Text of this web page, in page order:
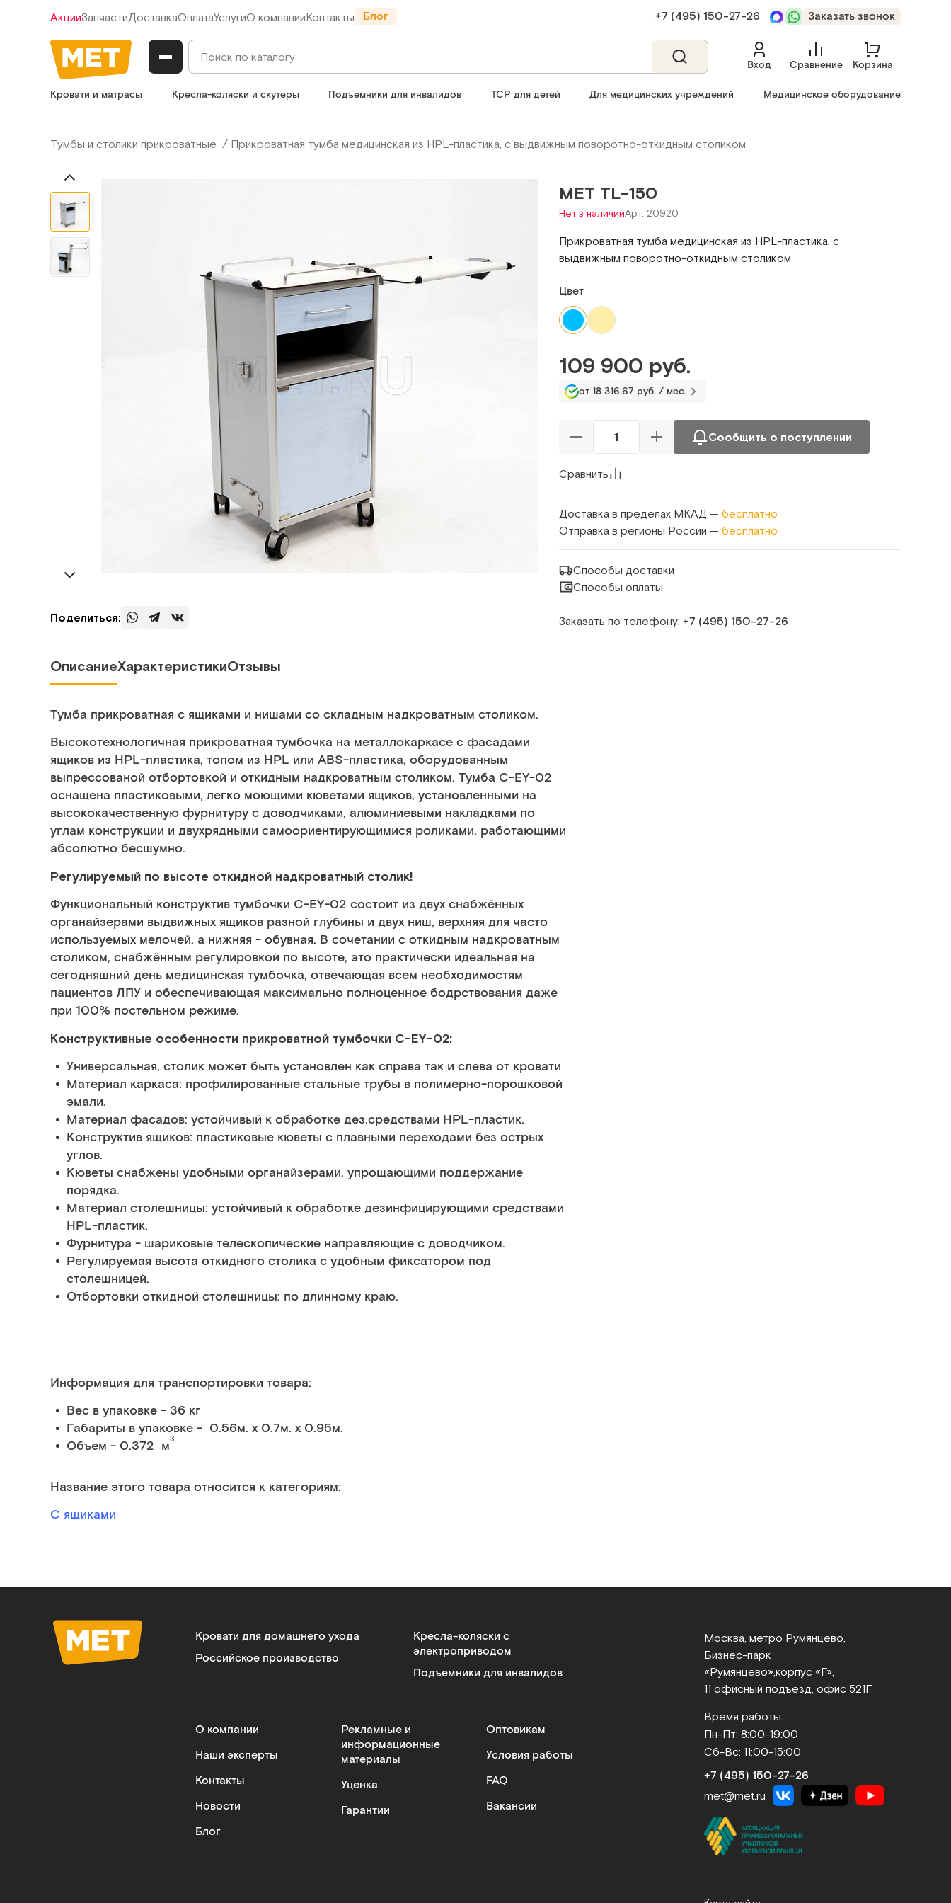
АкцииЗапчастиДоставкаОплатаУслугиО компанииКонтакты Блог +7 (495) 150‑27‑26 Заказать звонок
Вход Сравнение Корзина
Кровати и матрасы Кресла-коляски и скутеры Подъемники для инвалидов ТСР для детей Для медицинских учреждений Медицинское оборудование
Тумбы и столики прикроватные Прикроватная тумба медицинская из HPL-пластика, с выдвижным поворотно-откидным столиком
Поделиться:
МЕТ TL-150
Нет в наличииАрт. 20920
Прикроватная тумба медицинская из HPL-пластика, с
выдвижным поворотно-откидным столиком
Цвет
109 900 руб.
от 18 316.67 руб. / мес.
Сообщить о поступлении
Сравнить
Доставка в пределах МКАД — бесплатно
Отправка в регионы России — бесплатно
Способы доставки
Способы оплаты
Заказать по телефону: +7 (495) 150‑27‑26
ОписаниеХарактеристикиОтзывы
Тумба прикроватная с ящиками и нишами со складным надкроватным столиком.
Высокотехнологичная прикроватная тумбочка на металлокаркасе с фасадами
ящиков из HPL-пластика, топом из HPL или АВS-пластика, оборудованным
выпрессованой отбортовкой и откидным надкроватным столиком. Тумба C-EY-02
оснащена пластиковыми, легко моющими кюветами ящиков, установленными на
высококачественную фурнитуру с доводчиками, алюминиевыми накладками по
углам конструкции и двухрядными самоориентирующимися роликами. работающими
абсолютно бесшумно.
Регулируемый по высоте откидной надкроватный столик!
Функциональный конструктив тумбочки C-EY-02 состоит из двух снабжённых
органайзерами выдвижных ящиков разной глубины и двух ниш, верхняя для часто
используемых мелочей, а нижняя - обувная. В сочетании с откидным надкроватным
столиком, снабжённым регулировкой по высоте, это практически идеальная на
сегодняшний день медицинская тумбочка, отвечающая всем необходимостям
пациентов ЛПУ и обеспечивающая максимально полноценное бодрствования даже
при 100% постельном режиме.
Конструктивные особенности прикроватной тумбочки C-EY-02:
Универсальная, столик может быть установлен как справа так и слева от кровати
Материал каркаса: профилированные стальные трубы в полимерно-порошковой
эмали.
Материал фасадов: устойчивый к обработке дез.средствами HPL-пластик.
Конструктив ящиков: пластиковые кюветы с плавными переходами без острых
углов.
Кюветы снабжены удобными органайзерами, упрощающими поддержание
порядка.
Материал столешницы: устойчивый к обработке дезинфицирующими средствами
HPL-пластик.
Фурнитура - шариковые телескопические направляющие с доводчиком.
Регулируемая высота откидного столика с удобным фиксатором под
столешницей.
Отбортовки откидной столешницы: по длинному краю.
Информация для транспортировки товара:
Вес в упаковке - 36 кг
Габариты в упаковке - 0.56м. x 0.7м. x 0.95м.
Объем - 0.372 м3
Название этого товара относится к категориям:
С ящиками
Кровати для домашнего ухода
Российское производство
Кресла-коляски с
электроприводом
Подъемники для инвалидов
О компании
Наши эксперты
Контакты
Новости
Блог
Рекламные и
информационные
материалы
Уценка
Гарантии
Оптовикам
Условия работы
FAQ
Вакансии
Москва, метро Румянцево,
Бизнес‑парк
«Румянцево», корпус «Г»,
11 офисный подъезд, офис 521Г
Время работы:
Пн-Пт: 8:00-19:00
Сб-Вс: 11:00-15:00
+7 (495) 150‑27‑26
met@met.ru